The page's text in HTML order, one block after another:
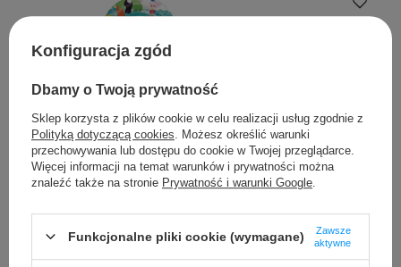
0(0 opinii)
Konfiguracja zgód
Dbamy o Twoją prywatność
Sklep korzysta z plików cookie w celu realizacji usług zgodnie z
Polityką dotyczącą cookies . Możesz określić warunki
przechowywania lub dostępu do cookie w Twojej przeglądarce.
Więcej informacji na temat warunków i prywatności można
znaleźć także na stronie Prywatność i warunki Google
Funkcjonalne pliki cookie (wymagane)
Zawsze
aktywne